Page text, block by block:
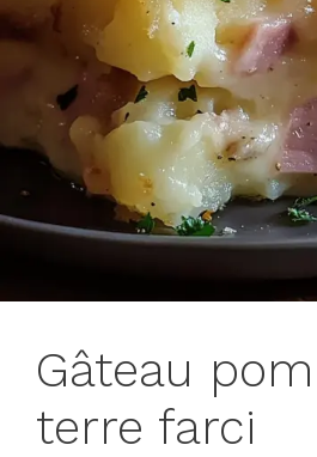
Gâteau
terre farci